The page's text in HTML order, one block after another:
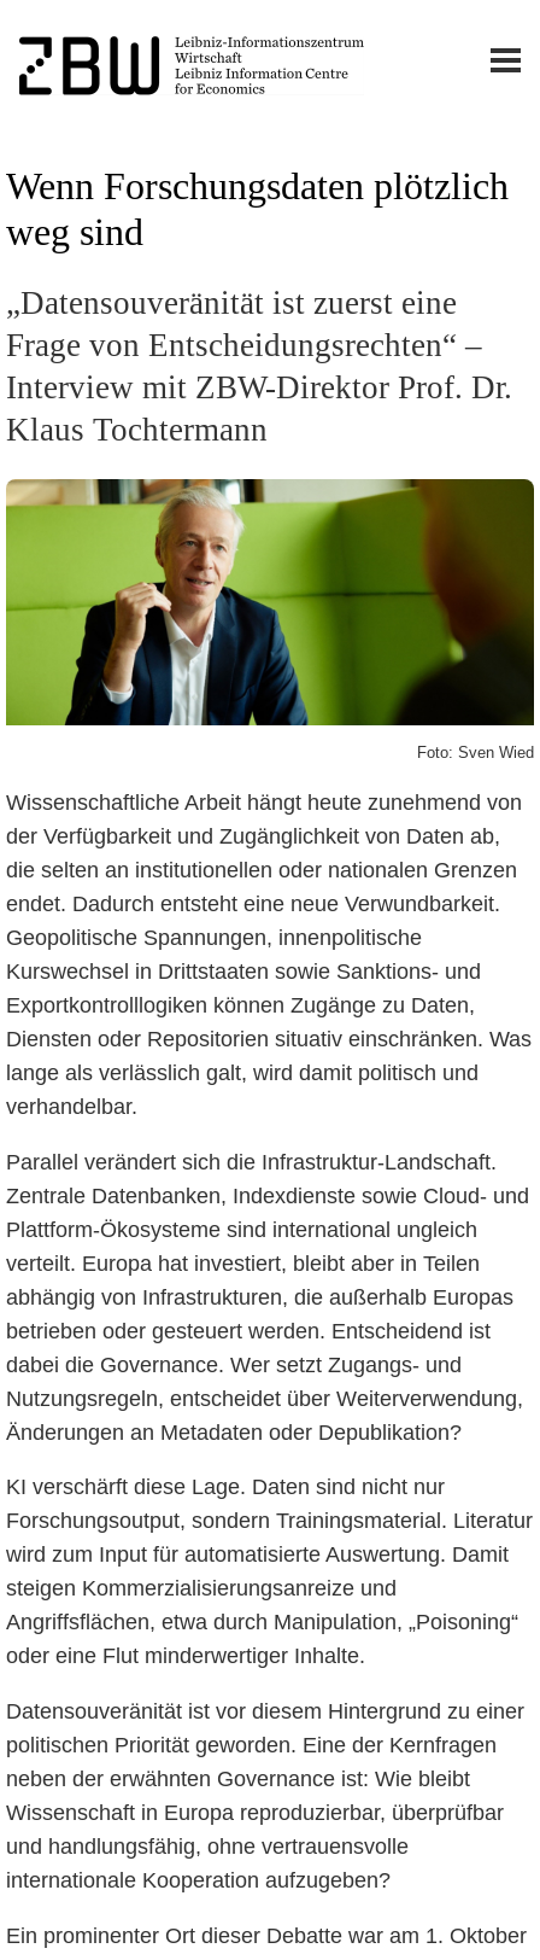
Wenn Forschungsdaten plötzlich
weg sind
„Datensouveränität ist zuerst eine
Frage von Entscheidungsrechten“ –
Interview mit ZBW-Direktor Prof. Dr.
Klaus Tochtermann
Foto: Sven Wied
Wissenschaftliche Arbeit hängt heute zunehmend von
der Verfügbarkeit und Zugänglichkeit von Daten ab,
die selten an institutionellen oder nationalen Grenzen
endet. Dadurch entsteht eine neue Verwundbarkeit.
Geopolitische Spannungen, innenpolitische
Kurswechsel in Drittstaaten sowie Sanktions- und
Exportkontrolllogiken können Zugänge zu Daten,
Diensten oder Repositorien situativ einschränken. Was
lange als verlässlich galt, wird damit politisch und
verhandelbar.
Parallel verändert sich die Infrastruktur-Landschaft.
Zentrale Datenbanken, Indexdienste sowie Cloud- und
Plattform-Ökosysteme sind international ungleich
verteilt. Europa hat investiert, bleibt aber in Teilen
abhängig von Infrastrukturen, die außerhalb Europas
betrieben oder gesteuert werden. Entscheidend ist
dabei die Governance. Wer setzt Zugangs- und
Nutzungsregeln, entscheidet über Weiterverwendung,
Änderungen an Metadaten oder Depublikation?
KI verschärft diese Lage. Daten sind nicht nur
Forschungsoutput, sondern Trainingsmaterial. Literatur
wird zum Input für automatisierte Auswertung. Damit
steigen Kommerzialisierungsanreize und
Angriffsflächen, etwa durch Manipulation, „Poisoning“
oder eine Flut minderwertiger Inhalte.
Datensouveränität ist vor diesem Hintergrund zu einer
politischen Priorität geworden. Eine der Kernfragen
neben der erwähnten Governance ist: Wie bleibt
Wissenschaft in Europa reproduzierbar, überprüfbar
und handlungsfähig, ohne vertrauensvolle
internationale Kooperation aufzugeben?
Ein prominenter Ort dieser Debatte war am 1. Oktober